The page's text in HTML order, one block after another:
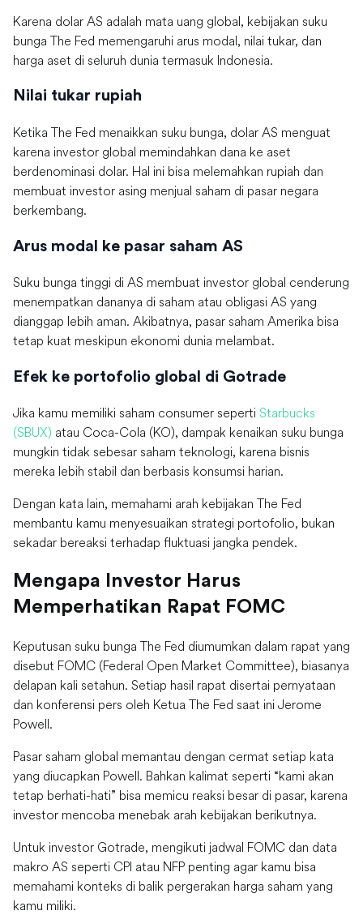
Karena dolar AS adalah mata uang global, kebijakan suku
bunga The Fed memengaruhi arus modal, nilai tukar, dan
harga aset di seluruh dunia termasuk Indonesia.
Nilai tukar rupiah
Ketika The Fed menaikkan suku bunga, dolar AS menguat
karena investor global memindahkan dana ke aset
berdenominasi dolar. Hal ini bisa melemahkan rupiah dan
membuat investor asing menjual saham di pasar negara
berkembang.
Arus modal ke pasar saham AS
Suku bunga tinggi di AS membuat investor global cenderung
menempatkan dananya di saham atau obligasi AS yang
dianggap lebih aman. Akibatnya, pasar saham Amerika bisa
tetap kuat meskipun ekonomi dunia melambat.
Efek ke portofolio global di Gotrade
Jika kamu memiliki saham consumer seperti Starbucks
(SBUX) atau Coca-Cola (KO), dampak kenaikan suku bunga
mungkin tidak sebesar saham teknologi, karena bisnis
mereka lebih stabil dan berbasis konsumsi harian.
Dengan kata lain, memahami arah kebijakan The Fed
membantu kamu menyesuaikan strategi portofolio, bukan
sekadar bereaksi terhadap fluktuasi jangka pendek.
Mengapa Investor Harus
Memperhatikan Rapat FOMC
Keputusan suku bunga The Fed diumumkan dalam rapat yang
disebut FOMC (Federal Open Market Committee), biasanya
delapan kali setahun. Setiap hasil rapat disertai pernyataan
dan konferensi pers oleh Ketua The Fed saat ini Jerome
Powell.
Pasar saham global memantau dengan cermat setiap kata
yang diucapkan Powell. Bahkan kalimat seperti “kami akan
tetap berhati-hati” bisa memicu reaksi besar di pasar, karena
investor mencoba menebak arah kebijakan berikutnya.
Untuk investor Gotrade, mengikuti jadwal FOMC dan data
makro AS seperti CPI atau NFP penting agar kamu bisa
memahami konteks di balik pergerakan harga saham yang
kamu miliki.